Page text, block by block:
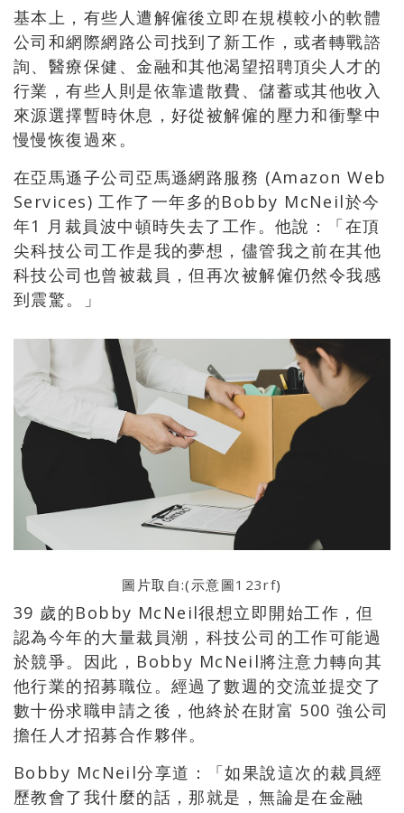
基本上，有些人遭解僱後立即在規模較小的軟體
公司和網際網路公司找到了新工作，或者轉戰諮
詢、醫療保健、金融和其他渴望招聘頂尖人才的
行業，有些人則是依靠遣散費、儲蓄或其他收入
來源選擇暫時休息，好從被解僱的壓力和衝擊中
慢慢恢復過來。
在亞馬遜子公司亞馬遜網路服務 (Amazon Web
Services) 工作了一年多的Bobby McNeil於今
年1 月裁員波中頓時失去了工作。他說：「在頂
尖科技公司工作是我的夢想，儘管我之前在其他
科技公司也曾被裁員，但再次被解僱仍然令我感
到震驚。」
圖片取自:(示意圖123rf)
39 歲的Bobby McNeil很想立即開始工作，但
認為今年的大量裁員潮，科技公司的工作可能過
於競爭。因此，Bobby McNeil將注意力轉向其
他行業的招募職位。經過了數週的交流並提交了
數十份求職申請之後，他終於在財富 500 強公司
擔任人才招募合作夥伴。
Bobby McNeil分享道：「如果說這次的裁員經
歷教會了我什麼的話，那就是，無論是在金融